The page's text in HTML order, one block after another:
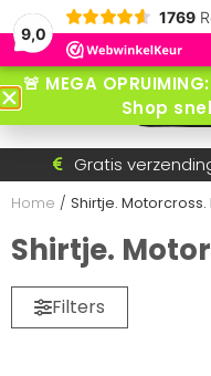
9,0
1769
BetaalSnel
Gratis
Voor 15:30
Home / Shirtje. Motorcross.
Shirtje.
Filters
🚨 MEGA
Shop